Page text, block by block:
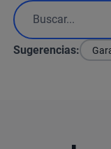
Sugerencias: